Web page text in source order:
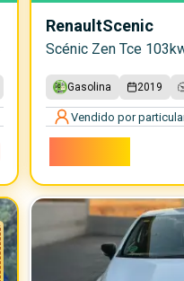
RenaultScenic
Scénic Zen Tce
Gasolina 2019
Vendido por